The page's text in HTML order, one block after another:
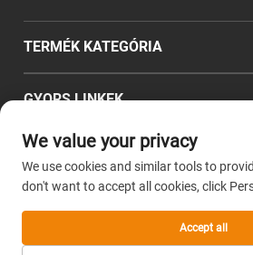
TERMÉK KATEGÓRIA
GYORS LINKEK
KAPCSOLATI INFORMÁCIÓ
Office add : Zhejiang prowincia,
E-mail:sales@wz-shengtai.com
We value your privacy
We use cookies and similar tools to
don't want to accept all cookies, click
Accept all